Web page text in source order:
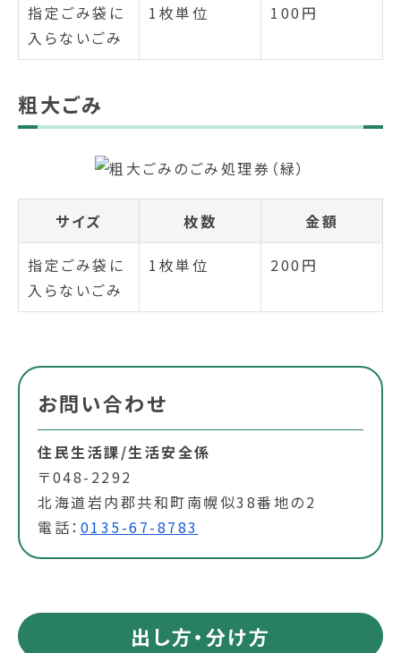
指定ごみ袋に
入らないごみ
1枚単位 100円
粗大ごみ
サイズ 枚数 金額
指定ごみ袋に
入らないごみ
1枚単位 200円
お問い合わせ
住民生活課/生活安全係
〒048-2292
北海道岩内郡共和町南幌似38番地の2
電話： 0135-67-8783
出し方・分け方